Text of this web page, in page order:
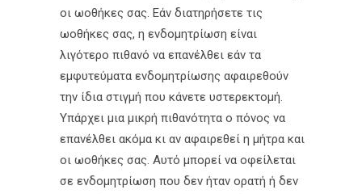
οι ωοθήκες σας. Εάν διατηρήσετε τις
ωοθήκες σας, η ενδομητρίωση είναι
λιγότερο πιθανό να επανέλθει εάν τα
εμφυτεύματα ενδομητρίωσης αφαιρεθούν
την ίδια στιγμή που κάνετε υστερεκτομή.
Υπάρχει μια μικρή πιθανότητα ο πόνος να
επανέλθει ακόμα κι αν αφαιρεθεί η μήτρα και
οι ωοθήκες σας. Αυτό μπορεί να οφείλεται
σε ενδομητρίωση που δεν ήταν ορατή ή δεν